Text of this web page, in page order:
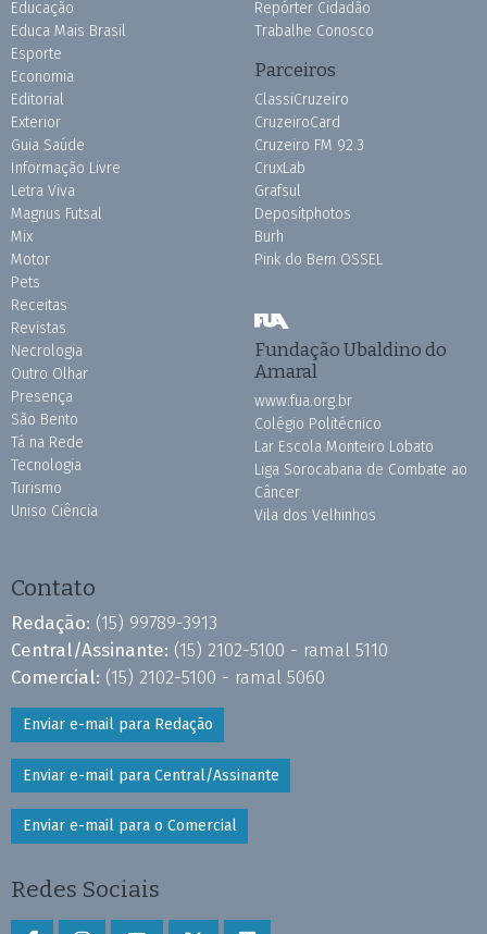
Educação
Educa Mais Brasil
Esporte
Economia
Editorial
Exterior
Guia Saúde
Informação Livre
Letra Viva
Magnus Futsal
Mix
Motor
Pets
Receitas
Revistas
Necrologia
Outro Olhar
Presença
São Bento
Tá na Rede
Tecnologia
Turismo
Uniso Ciência
Repórter Cidadão
Trabalhe Conosco
Parceiros
ClassiCruzeiro
CruzeiroCard
Cruzeiro FM 92.3
CruxLab
Grafsul
Depositphotos
Burh
Pink do Bem OSSEL
Fundação Ubaldino do
Amaral
www.fua.org.br
Colégio Politécnico
Lar Escola Monteiro Lobato
Liga Sorocabana de Combate ao
Câncer
Vila dos Velhinhos
Contato
Redação: (15) 99789-3913
Central/Assinante: (15) 2102-5100 - ramal 5110
Comercial: (15) 2102-5100 - ramal 5060
Enviar e-mail para Redação
Enviar e-mail para Central/Assinante
Enviar e-mail para o Comercial
Redes Sociais